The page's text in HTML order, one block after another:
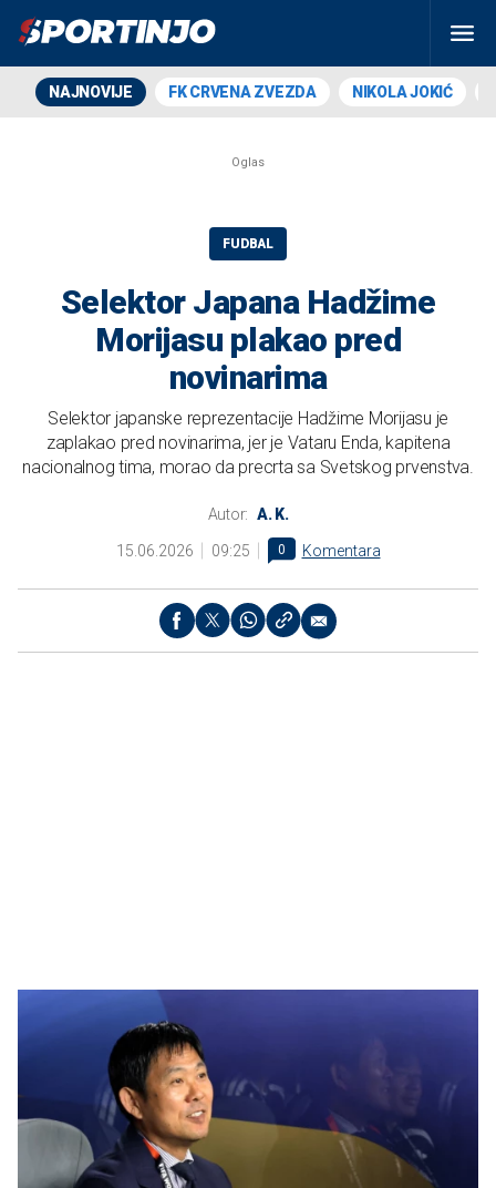
NAJNOVIJE FK CRVENA ZVEZDA NIKOLA JOKIĆ
FUDBAL
Selektor Japana Hadžime
Morijasu plakao pred
novinarima
Selektor japanske reprezentacije Hadžime Morijasu je
zaplakao pred novinarima, jer je Vataru Enda, kapitena
nacionalnog tima, morao da precrta sa Svetskog prvenstva.
Autor: A. K.
15.06.2026 09:25 0 Komentara